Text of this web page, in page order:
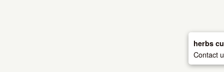
herbs
Contact